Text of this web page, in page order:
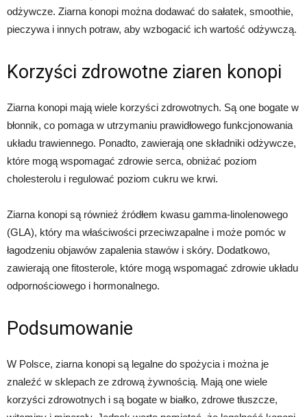
odżywcze. Ziarna konopi można dodawać do sałatek, smoothie,
pieczywa i innych potraw, aby wzbogacić ich wartość odżywczą.
Korzyści zdrowotne ziaren konopi
Ziarna konopi mają wiele korzyści zdrowotnych. Są one bogate w
błonnik, co pomaga w utrzymaniu prawidłowego funkcjonowania
układu trawiennego. Ponadto, zawierają one składniki odżywcze,
które mogą wspomagać zdrowie serca, obniżać poziom
cholesterolu i regulować poziom cukru we krwi.
Ziarna konopi są również źródłem kwasu gamma-linolenowego
(GLA), który ma właściwości przeciwzapalne i może pomóc w
łagodzeniu objawów zapalenia stawów i skóry. Dodatkowo,
zawierają one fitosterole, które mogą wspomagać zdrowie układu
odpornościowego i hormonalnego.
Podsumowanie
W Polsce, ziarna konopi są legalne do spożycia i można je
znaleźć w sklepach ze zdrową żywnością. Mają one wiele
korzyści zdrowotnych i są bogate w białko, zdrowe tłuszcze,